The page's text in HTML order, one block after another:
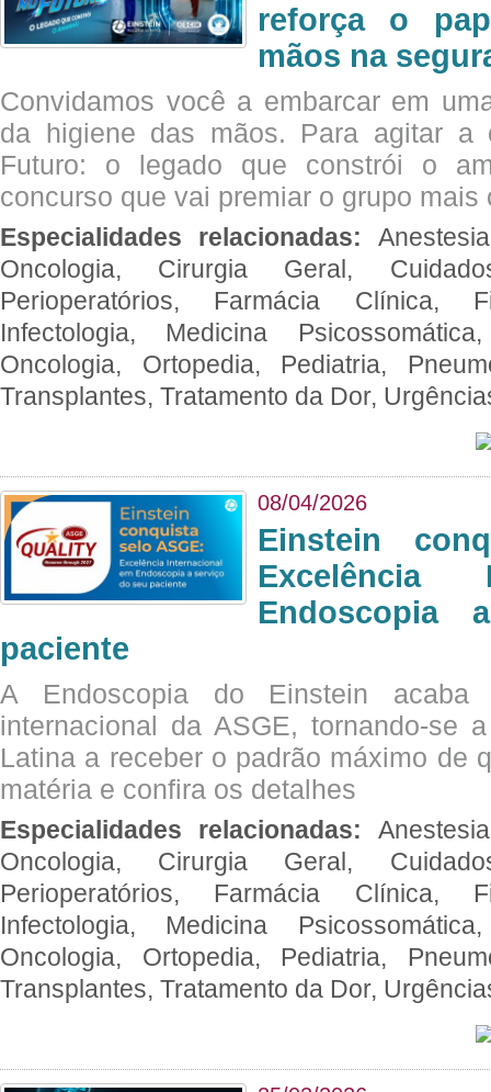
reforça o
mãos na
Convidamos você a embarcar em
da higiene das mãos. Para agitar a
Futuro: o legado que constrói o
concurso que vai premiar o grupo mais
Especialidades relacionadas:
Oncologia, Cirurgia Geral,
Perioperatórios, Farmácia Clínica,
Infectologia, Medicina
Oncologia, Ortopedia, Pediatria,
Transplantes, Tratamento da Dor,
08/04/2026
Einstein
Excelência
Endoscopia
paciente
A Endoscopia do Einstein
internacional da ASGE, tornando-se
Latina a receber o padrão máximo de
matéria e confira os detalhes
Especialidades relacionadas:
Oncologia, Cirurgia Geral,
Perioperatórios, Farmácia Clínica,
Infectologia, Medicina
Oncologia, Ortopedia, Pediatria,
Transplantes, Tratamento da Dor,